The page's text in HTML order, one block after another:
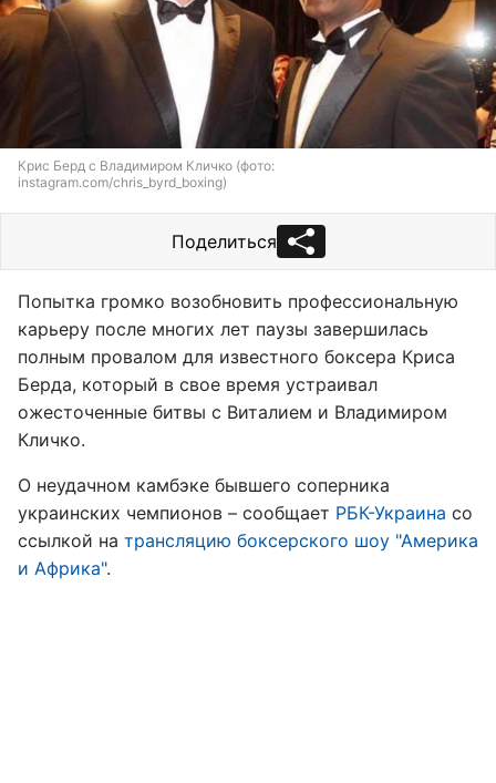
Крис Берд с Владимиром Кличко (фото:
instagram.com/chris_byrd_boxing)
Поделиться
Попытка громко возобновить профессиональную
карьеру после многих лет паузы завершилась
полным провалом для известного боксера Криса
Берда, который в свое время устраивал
ожесточенные битвы с Виталием и Владимиром
Кличко.
О неудачном камбэке бывшего соперника
украинских чемпионов – сообщает РБК-Украина со
ссылкой на трансляцию боксерского шоу "Америка
и Африка".